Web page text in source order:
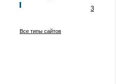
3
Все типы сайтов